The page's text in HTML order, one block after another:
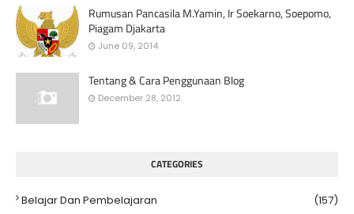
Rumusan Pancasila M.Yamin, Ir Soekarno, Soepomo,
Piagam Djakarta
June 09, 2014
Tentang & Cara Penggunaan Blog
December 28, 2012
CATEGORIES
Belajar Dan Pembelajaran
(157)